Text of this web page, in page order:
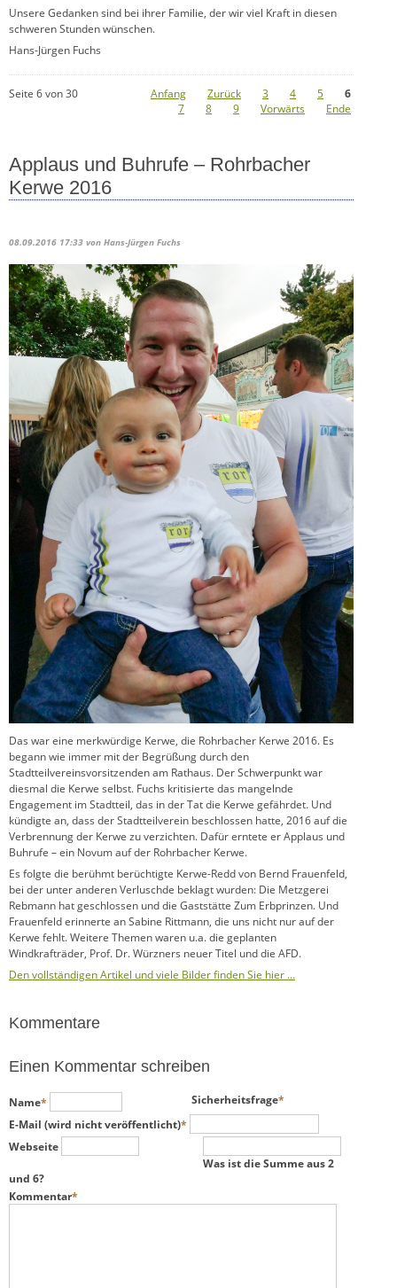
Unsere Gedanken sind bei ihrer Familie, der wir viel Kraft in diesen
schweren Stunden wünschen.
Hans-Jürgen Fuchs
Seite 6 von 30 Anfang Zurück 3 4 5
6
7
8 9 Vorwärts Ende
Applaus und Buhrufe – Rohrbacher
Kerwe 2016
08.09.2016 17:33 von Hans-Jürgen Fuchs
Das war eine merkwürdige Kerwe, die Rohrbacher Kerwe 2016. Es
begann wie immer mit der Begrüßung durch den
Stadtteilvereinsvorsitzenden am Rathaus. Der Schwerpunkt war
diesmal die Kerwe selbst. Fuchs kritisierte das mangelnde
Engagement im Stadtteil, das in der Tat die Kerwe gefährdet. Und
kündigte an, dass der Stadtteilverein beschlossen hatte, 2016 auf die
Verbrennung der Kerwe zu verzichten. Dafür erntete er Applaus und
Buhrufe – ein Novum auf der Rohrbacher Kerwe.
Es folgte die berühmt berüchtigte Kerwe-Redd von Bernd Frauenfeld,
bei der unter anderen Verluschde beklagt wurden: Die Metzgerei
Rebmann hat geschlossen und die Gaststätte Zum Erbprinzen. Und
Frauenfeld erinnerte an Sabine Rittmann, die uns nicht nur auf der
Kerwe fehlt. Weitere Themen waren u.a. die geplanten
Windkrafträder, Prof. Dr. Würzners neuer Titel und die AFD.
Den vollständigen Artikel und viele Bilder finden Sie hier …
Kommentare
Einen Kommentar schreiben
Pflichtfeld
Name*
Pflichtfeld
E-Mail (wird nicht veröffentlicht)*
Webseite
Pflichtfeld
Sicherheitsfrage*
Was ist die Summe aus 2
und 6?
Pflichtfeld
Kommentar*